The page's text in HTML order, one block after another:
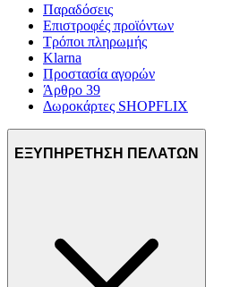
Παραδόσεις
Επιστροφές προϊόντων
Τρόποι πληρωμής
Klarna
Προστασία αγορών
Άρθρο 39
Δωροκάρτες SHOPFLIX
ΕΞΥΠΗΡΕΤΗΣΗ ΠΕΛΑΤΩΝ